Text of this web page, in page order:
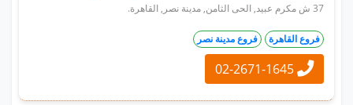
37 ش مكرم عبيد, الحى الثامن, مدينة نصر, القاهرة.
فروع القاهرة فروع مدينة نصر